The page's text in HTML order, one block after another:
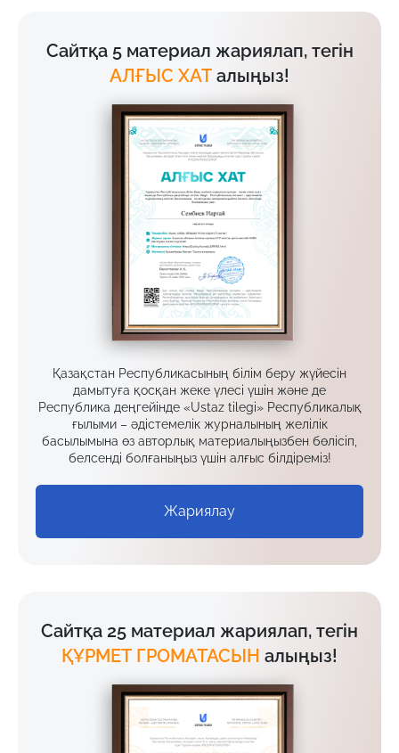
Сайтқа 5 материал жариялап, тегін
АЛҒЫС ХАТ алыңыз!
Қазақстан Республикасының білім беру жүйесін
дамытуға қосқан жеке үлесі үшін және де
Республика деңгейінде «Ustaz tilegi» Республикалық
ғылыми – әдістемелік журналының желілік
басылымына өз авторлық материалыңызбен бөлісіп,
белсенді болғаныңыз үшін алғыс білдіреміз!
Жариялау
Сайтқа 25 материал жариялап, тегін
ҚҰРМЕТ ГРОМАТАСЫН алыңыз!